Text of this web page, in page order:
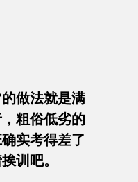
做法就是满
粗俗低劣的
实考得差了
着挨训吧。